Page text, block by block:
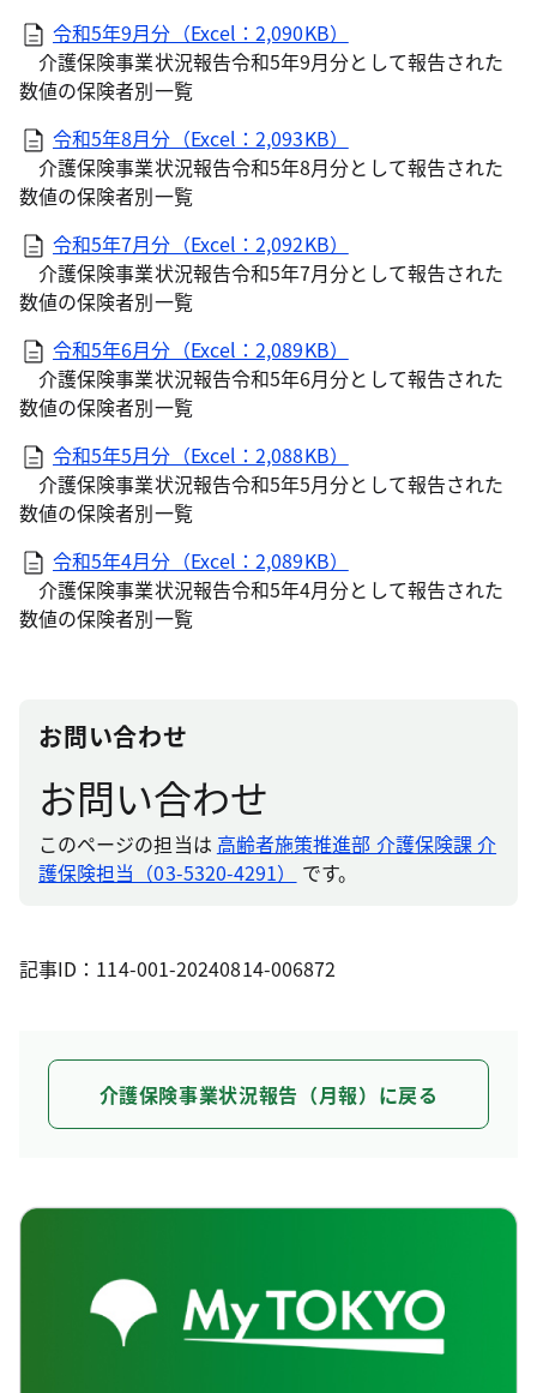
令和5年9月分（Excel：2,090KB）
介護保険事業状況報告令和5年9月分として報告された
数値の保険者別一覧
令和5年8月分（Excel：2,093KB）
介護保険事業状況報告令和5年8月分として報告された
数値の保険者別一覧
令和5年7月分（Excel：2,092KB）
介護保険事業状況報告令和5年7月分として報告された
数値の保険者別一覧
令和5年6月分（Excel：2,089KB）
介護保険事業状況報告令和5年6月分として報告された
数値の保険者別一覧
令和5年5月分（Excel：2,088KB）
介護保険事業状況報告令和5年5月分として報告された
数値の保険者別一覧
令和5年4月分（Excel：2,089KB）
介護保険事業状況報告令和5年4月分として報告された
数値の保険者別一覧
お問い合わせ
お問い合わせ
このページの担当は 高齢者施策推進部 介護保険課 介
護保険担当（03-5320-4291）
です。
記事ID：114-001-20240814-006872
介護保険事業状況報告（月報）に戻る